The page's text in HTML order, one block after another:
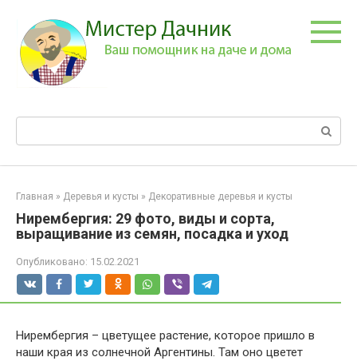
контенту
Главная » Деревья и кусты » Декоративные деревья и кусты
Нирембергия: 29 фото, виды и сорта,
выращивание из семян, посадка и уход
Опубликовано: 15.02.2021
Нирембергия – цветущее растение, которое пришло в
наши края из солнечной Аргентины. Там оно цветет